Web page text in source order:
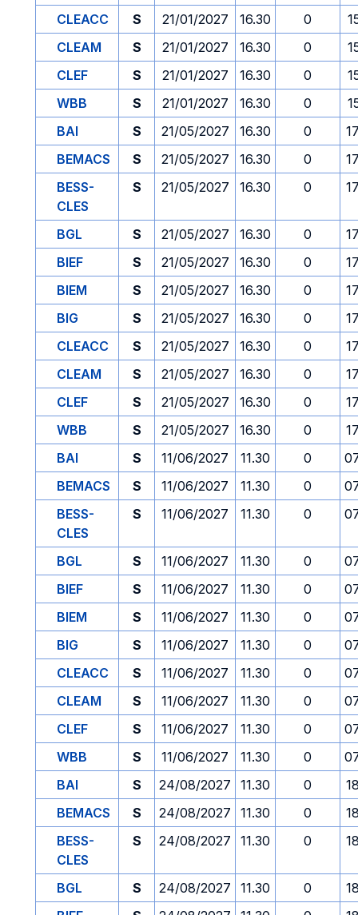
CLEACC
S 21/01/2027 16.30 0
CLEAM
S 21/01/2027 16.30 0
CLEF
S 21/01/2027 16.30 0
WBB
S 21/01/2027 16.30 0
BAI
S 21/05/2027 16.30 0
BEMACS
S 21/05/2027 16.30 0
BESS-
CLES
S 21/05/2027 16.30 0
BGL S 21/05/2027 16.30 0
BIEF
S 21/05/2027 16.30 0
BIEM
S 21/05/2027 16.30 0
BIG
S 21/05/2027 16.30 0
CLEACC
S 21/05/2027 16.30 0
CLEAM
S 21/05/2027 16.30 0
CLEF
S 21/05/2027 16.30 0
WBB
S 21/05/2027 16.30 0
BAI
S 11/06/2027 11.30 0
BEMACS
S 11/06/2027 11.30 0
BESS-
CLES
S 11/06/2027 11.30 0
BGL S 11/06/2027 11.30 0
BIEF
S 11/06/2027 11.30 0
BIEM
S 11/06/2027 11.30 0
BIG
S 11/06/2027 11.30 0
CLEACC
S 11/06/2027 11.30 0
CLEAM
S 11/06/2027 11.30 0
CLEF
S 11/06/2027 11.30 0
WBB
S 11/06/2027 11.30 0
BAI
S 24/08/2027 11.30 0
BEMACS
S 24/08/2027 11.30 0
BESS-
CLES
S 24/08/2027 11.30 0
BGL S 24/08/2027 11.30 0